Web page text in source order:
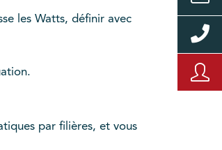
les Watts, définir avec
par filières, et vous